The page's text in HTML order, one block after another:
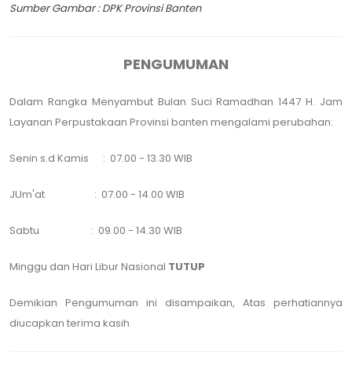
Sumber Gambar : DPK Provinsi Banten
PENGUMUMAN
Dalam Rangka Menyambut Bulan Suci Ramadhan 1447 H. Jam
Layanan Perpustakaan Provinsi banten mengalami perubahan:
Senin s.d Kamis : 07.00 - 13.30 WIB
JUm'at : 07.00 - 14.00 WIB
Sabtu : 09.00 - 14.30 WIB
Minggu dan Hari Libur Nasional TUTUP
Demikian Pengumuman ini disampaikan, Atas perhatiannya
diucapkan terima kasih